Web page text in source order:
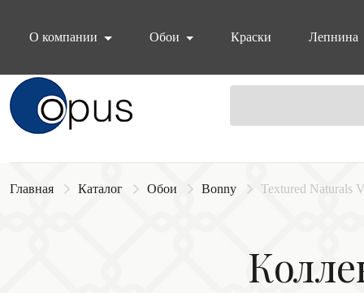
О компании Обои Краски Лепнина
Блок поиска
Главная Каталог Обои Bonny Textured Naturals